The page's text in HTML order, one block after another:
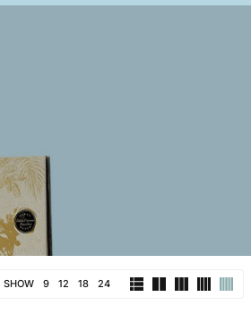
SHOW 9 12 18 24